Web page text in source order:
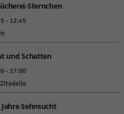
Sternchen
- 12:45
und Schatten
- 17:00
Sehnsucht